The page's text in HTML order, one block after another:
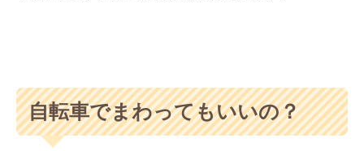
自転車でまわってもいいの？